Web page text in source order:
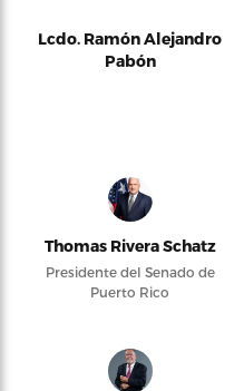
Lcdo. Ramón Alejandro
Pabón
Thomas Rivera Schatz
Presidente del Senado de
Puerto Rico